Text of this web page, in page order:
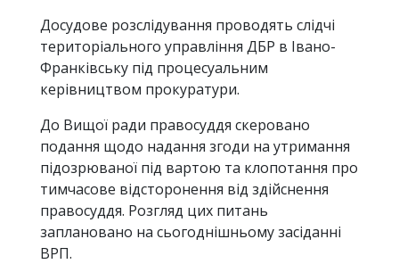
Досудове розслiдування проводять слiдчi
територiального управлiння ДБР в Iвано-
Франкiвську пiд процесуальним
керiвництвом прокуратури.
До Вищої ради правосуддя скеровано
подання щодо надання згоди на утримання
пiдозрюваної пiд вартою та клопотання про
тимчасове вiдсторонення вiд здiйснення
правосуддя. Розгляд цих питань
заплановано на сьогоднiшньому засiданнi
ВРП.